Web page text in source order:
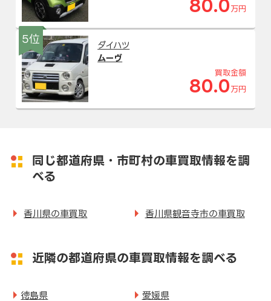
80.0 万円
5位
ダイハツ
ムーヴ
買取金額
80.0 万円
同じ都道府県・市町村の車買取情報を調
べる
香川県の車買取 香川県観音寺市の車買取
近隣の都道府県の車買取情報を調べる
徳島県 愛媛県